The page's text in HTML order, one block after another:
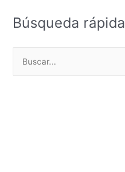
Búsqueda rápida